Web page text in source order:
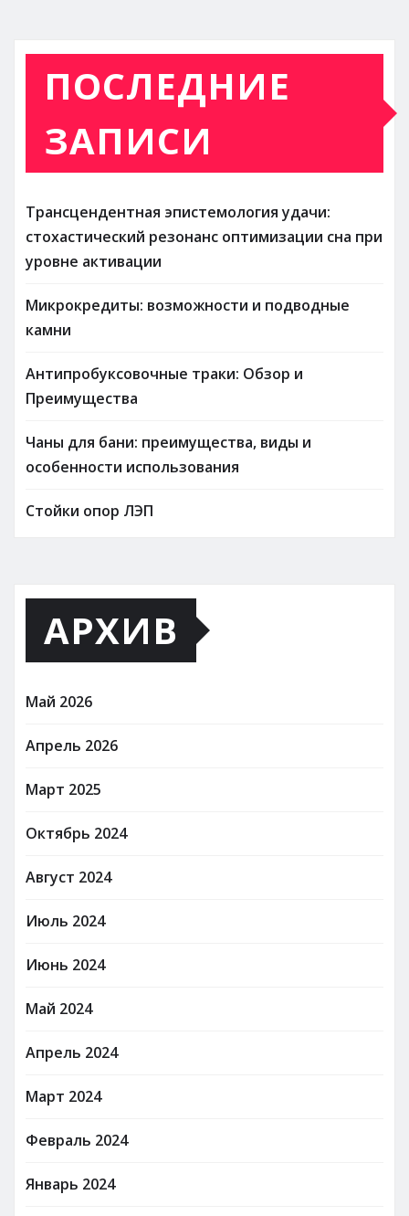
ПОСЛЕДНИЕ
ЗАПИСИ
Трансцендентная эпистемология удачи:
стохастический резонанс оптимизации сна при
уровне активации
Микрокредиты: возможности и подводные
камни
Антипробуксовочные траки: Обзор и
Преимущества
Чаны для бани: преимущества, виды и
особенности использования
Стойки опор ЛЭП
АРХИВ
Май 2026
Апрель 2026
Март 2025
Октябрь 2024
Август 2024
Июль 2024
Июнь 2024
Май 2024
Апрель 2024
Март 2024
Февраль 2024
Январь 2024